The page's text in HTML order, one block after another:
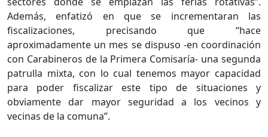
Además, enfatizó en que se incrementaran las
fiscalizaciones, precisando que ‘‘hace
aproximadamente un mes se dispuso -en coordinación
con Carabineros de la Primera Comisaría- una segunda
patrulla mixta, con lo cual tenemos mayor capacidad
para poder fiscalizar este tipo de situaciones y
obviamente dar mayor seguridad a los vecinos y
vecinas de la comuna’’.